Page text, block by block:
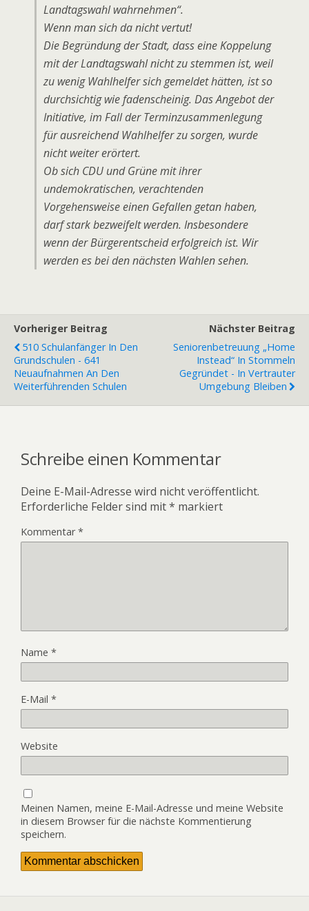
Landtagswahl wahrnehmen“.
Wenn man sich da nicht vertut!
Die Begründung der Stadt, dass eine Koppelung
mit der Landtagswahl nicht zu stemmen ist, weil
zu wenig Wahlhelfer sich gemeldet hätten, ist so
durchsichtig wie fadenscheinig. Das Angebot der
Initiative, im Fall der Terminzusammenlegung
für ausreichend Wahlhelfer zu sorgen, wurde
nicht weiter erörtert.
Ob sich CDU und Grüne mit ihrer
undemokratischen, verachtenden
Vorgehensweise einen Gefallen getan haben,
darf stark bezweifelt werden. Insbesondere
wenn der Bürgerentscheid erfolgreich ist. Wir
werden es bei den nächsten Wahlen sehen.
Vorheriger Beitrag
510 Schulanfänger In Den
Grundschulen - 641
Neuaufnahmen An Den
Weiterführenden Schulen
Nächster Beitrag
Seniorenbetreuung „Home
Instead“ In Stommeln
Gegründet - In Vertrauter
Umgebung Bleiben
Schreibe einen Kommentar
Deine E-Mail-Adresse wird nicht veröffentlicht.
Erforderliche Felder sind mit* markiert
Kommentar*
Name *
E-Mail *
Website
Meinen Namen, meine E-Mail-Adresse und meine Website
in diesem Browser für die nächste Kommentierung
speichern.